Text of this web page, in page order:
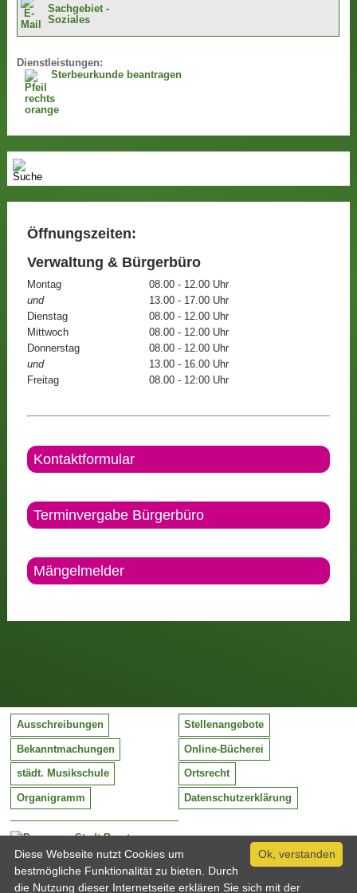
Sachgebiet -
Soziales
Dienstleistungen:
Sterbeurkunde beantragen
Öffnungszeiten:
Verwaltung & Bürgerbüro
Montag
08.00 - 12.00 Uhr
und
13.00 - 17.00 Uhr
Dienstag
08.00 - 12.00 Uhr
Mittwoch
08.00 - 12.00 Uhr
Donnerstag
08.00 - 12.00 Uhr
und
13.00 - 16.00 Uhr
Freitag
08.00 - 12:00 Uhr
Kontaktformular
Terminvergabe Bürgerbüro
Mängelmelder
Stadt Barntrup
Mittelstraße 38
32683 Barntrup
Tel:
05263 / 409-0
Ausschreibungen Stellenangebote
Bekanntmachungen Online-Bücherei
städt. Musikschule Ortsrecht
Organigramm Datenschutzerklärung
Ok, verstanden
Diese Webseite nutzt Cookies um
bestmögliche Funktionalität zu bieten. Durch
die Nutzung dieser Internetseite erklären Sie sich mit der